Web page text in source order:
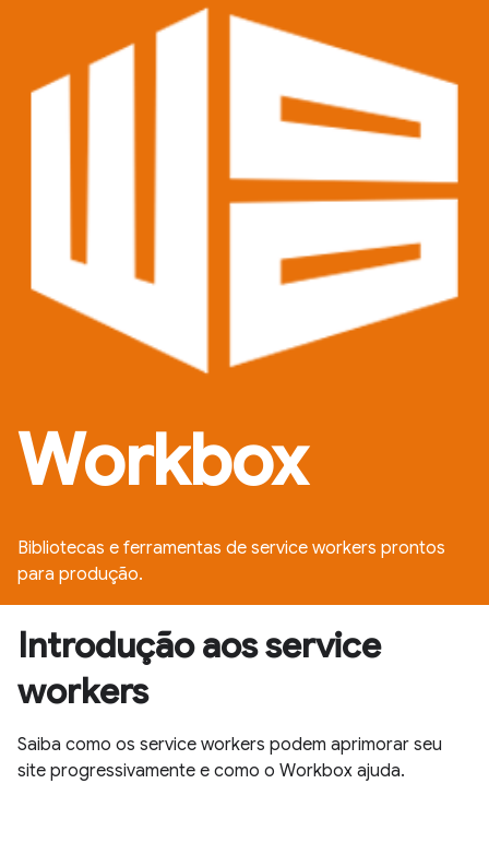
Workbox
Bibliotecas e ferramentas de service workers prontos
para produção.
Introdução aos service
workers
Saiba como os service workers podem aprimorar seu
site progressivamente e como o Workbox ajuda.